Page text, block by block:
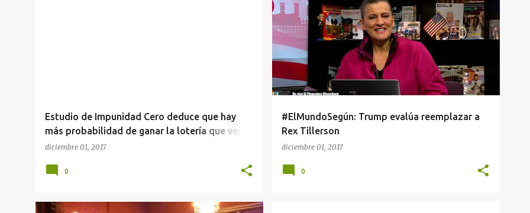
Estudio de Impunidad Cero deduce que hay
más probabilidad de ganar la lotería que ver
resuelto un crimen en México
diciembre 01, 2017
0
#ElMundoSegún: Trump evalúa reemplazar a
Rex Tillerson
diciembre 01, 2017
0